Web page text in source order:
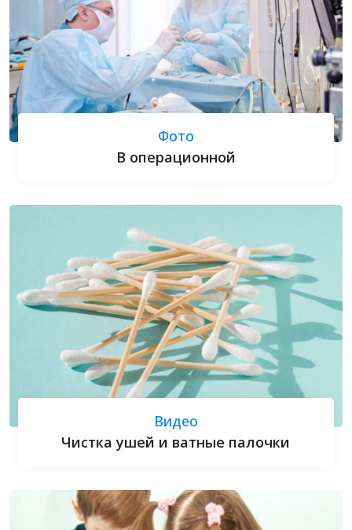
Фото
В операционной
Видео
Чистка ушей и ватные палочки